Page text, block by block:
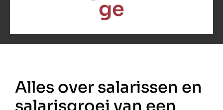
ge
Alles over salarissen en